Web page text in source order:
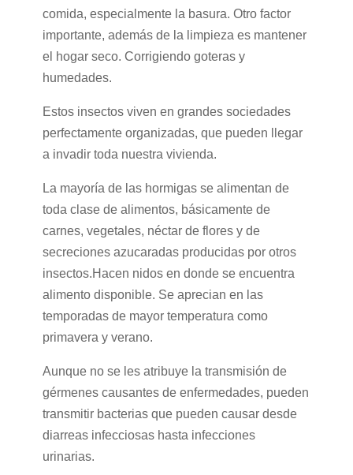
comida, especialmente la basura. Otro factor
importante, además de la limpieza es mantener
el hogar seco. Corrigiendo goteras y
humedades.
Estos insectos viven en grandes sociedades
perfectamente organizadas, que pueden llegar
a invadir toda nuestra vivienda.
La mayoría de las hormigas se alimentan de
toda clase de alimentos, básicamente de
carnes, vegetales, néctar de flores y de
secreciones azucaradas producidas por otros
insectos.Hacen nidos en donde se encuentra
alimento disponible. Se aprecian en las
temporadas de mayor temperatura como
primavera y verano.
Aunque no se les atribuye la transmisión de
gérmenes causantes de enfermedades, pueden
transmitir bacterias que pueden causar desde
diarreas infecciosas hasta infecciones
urinarias.